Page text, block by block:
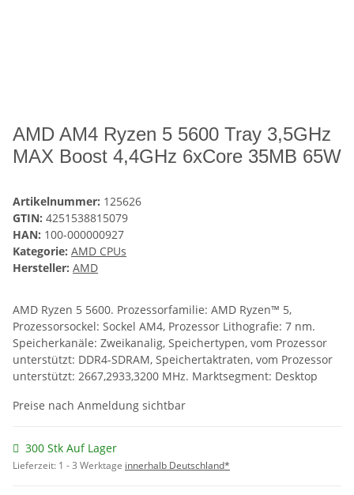
AMD AM4 Ryzen 5 5600 Tray 3,5GHz
MAX Boost 4,4GHz 6xCore 35MB 65W
Artikelnummer: 125626
GTIN: 4251538815079
HAN: 100-000000927
Kategorie: AMD CPUs
Hersteller: AMD
AMD Ryzen 5 5600. Prozessorfamilie: AMD Ryzen™ 5,
Prozessorsockel: Sockel AM4, Prozessor Lithografie: 7 nm.
Speicherkanäle: Zweikanalig, Speichertypen, vom Prozessor
unterstützt: DDR4-SDRAM, Speichertaktraten, vom Prozessor
unterstützt: 2667,2933,3200 MHz. Marktsegment: Desktop
Preise nach Anmeldung sichtbar
300 Stk Auf Lager
Lieferzeit: 1 - 3 Werktage innerhalb Deutschland*